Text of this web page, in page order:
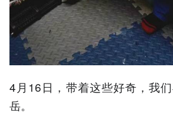
4月16日，带着这些好奇，我
岳。